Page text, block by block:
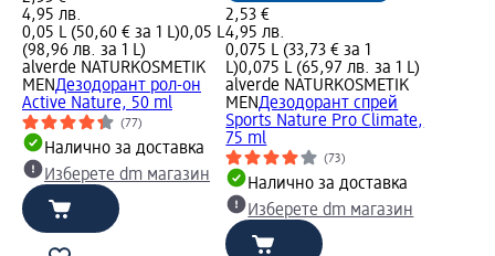
4,95 лв.
0,05 L (50,60 € за 1 L)0,05 L
(98,96 лв. за 1 L)
alverde NATURKOSMETIK
MENДезодорант рол-он
Active Nature, 50 ml
(77)
Налично за доставка
Изберете dm магазин
2,53 €
4,95 лв.
0,075 L (33,73 € за 1
L)0,075 L (65,97 лв. за 1 L)
alverde NATURKOSMETIK
MENДезодорант спрей
Sports Nature Pro Climate,
75 ml
(73)
Налично за доставка
Изберете dm магазин